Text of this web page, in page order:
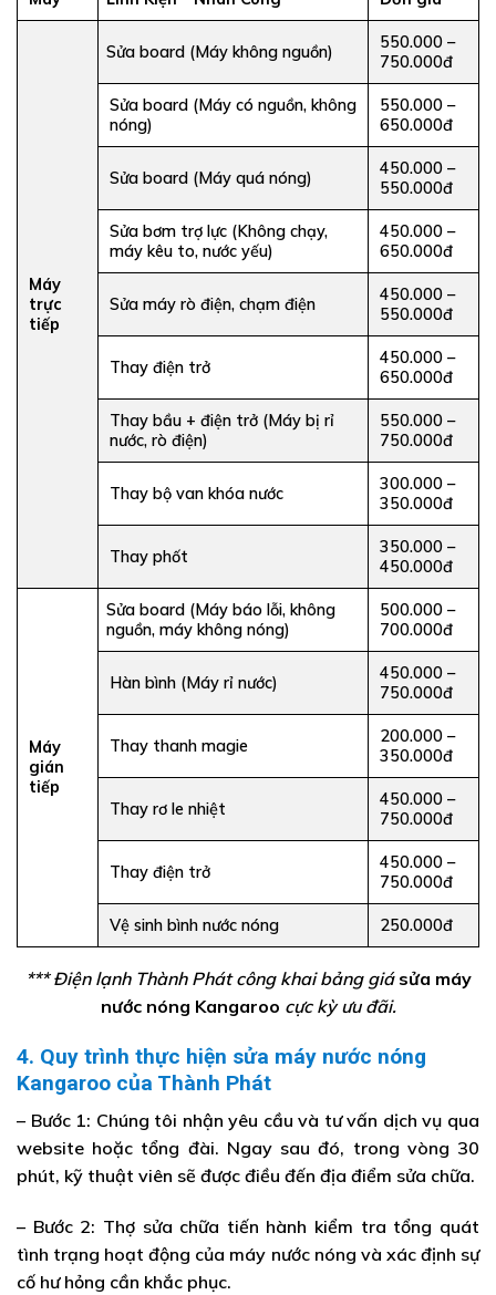
Máy
trực
tiếp
Sửa board (Máy không nguồn)
550.000 –
750.000đ
Sửa board (Máy có nguồn, không
nóng)
550.000 –
650.000đ
Sửa board (Máy quá nóng)
450.000 –
550.000đ
Sửa bơm trợ lực (Không chạy,
máy kêu to, nước yếu)
450.000 –
650.000đ
Sửa máy rò điện, chạm điện
450.000 –
550.000đ
Thay điện trở
450.000 –
650.000đ
Thay bầu + điện trở (Máy bị rỉ
nước, rò điện)
550.000 –
750.000đ
Thay bộ van khóa nước
300.000 –
350.000đ
Thay phốt
350.000 –
450.000đ
Máy
gián
tiếp
Sửa board (Máy báo lỗi, không
nguồn, máy không nóng)
500.000 –
700.000đ
Hàn bình (Máy rỉ nước)
450.000 –
750.000đ
Thay thanh magie
200.000 –
350.000đ
Thay rơ le nhiệt
450.000 –
750.000đ
Thay điện trở
450.000 –
750.000đ
Vệ sinh bình nước nóng 250.000đ
*** Điện lạnh Thành Phát công khai bảng giá sửa máy
nước nóng Kangaroo cực kỳ ưu đãi.
4. Quy trình thực hiện sửa máy nước nóng
Kangaroo của Thành Phát
– Bước 1: Chúng tôi nhận yêu cầu và tư vấn dịch vụ qua
website hoặc tổng đài. Ngay sau đó, trong vòng 30
phút, kỹ thuật viên sẽ được điều đến địa điểm sửa chữa.
– Bước 2: Thợ sửa chữa tiến hành kiểm tra tổng quát
tình trạng hoạt động của máy nước nóng và xác định sự
cố hư hỏng cần khắc phục.